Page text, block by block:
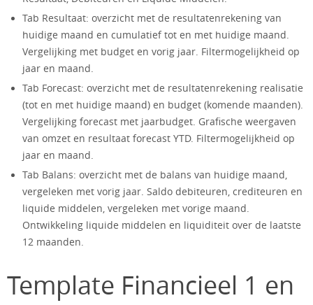
Tab Resultaat: overzicht met de resultatenrekening van
huidige maand en cumulatief tot en met huidige maand.
Vergelijking met budget en vorig jaar. Filtermogelijkheid op
jaar en maand.
Tab Forecast: overzicht met de resultatenrekening realisatie
(tot en met huidige maand) en budget (komende maanden).
Vergelijking forecast met jaarbudget. Grafische weergaven
van omzet en resultaat forecast YTD. Filtermogelijkheid op
jaar en maand.
Tab Balans: overzicht met de balans van huidige maand,
vergeleken met vorig jaar. Saldo debiteuren, crediteuren en
liquide middelen, vergeleken met vorige maand.
Ontwikkeling liquide middelen en liquiditeit over de laatste
12 maanden.
Template Financieel 1 en